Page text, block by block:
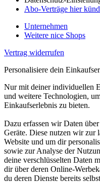
Abo-Verträge hier
Unternehmen
Weitere nice Shops
Vertrag widerrufen
Personalisiere dein
Nur mit deiner individuellen
und weitere Technologien,
Einkaufserlebnis zu bieten.
Dazu erfassen wir Daten
Geräte. Diese nutzen wir zur
Website und um dir
sowie zur Analyse der
deine verschlüsselten Daten
dir über deren Online-
du deren Dienste bereits